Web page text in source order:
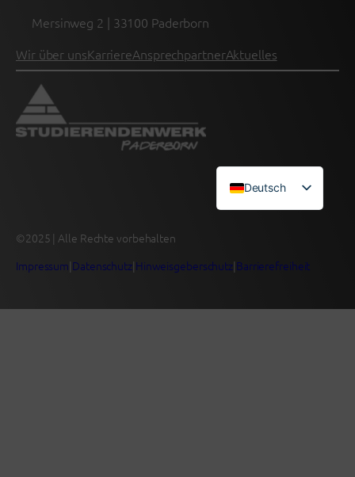
Mersinweg 2 | 33100 Paderborn
Wir über unsKarriereAnsprechpartnerAktuelles
Deutsch
English (UK)
©2025 | Alle Rechte vorbehalten
Impressum|Datenschutz|Hinweisgeberschutz|Barrierefreiheit